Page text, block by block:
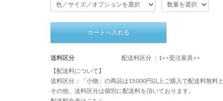
カートへ入れる
送料区分
配送料区分 ：1<<受注家具>>
【配送料について】
送料区分：「小物」の商品は15000円以上ご購入で配送料無料と
その他、送料区分は個別に配送料を頂いております。